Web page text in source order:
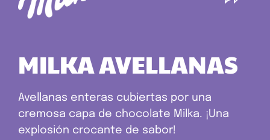
MILKA AVELLANAS
Avellanas enteras cubiertas por una
cremosa capa de chocolate Milka. ¡Una
explosión crocante de sabor!